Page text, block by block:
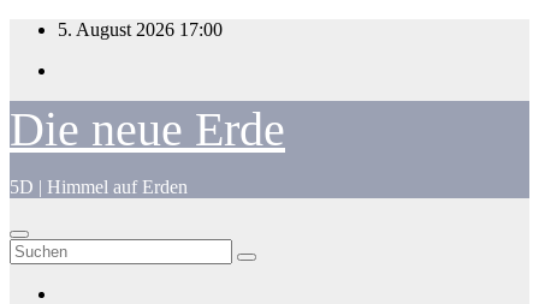
Zum
springen
5. August 2026 17:00
Die neue Erde
5D | Himmel auf Erden